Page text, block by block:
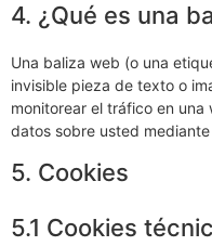
4. ¿Qué es una
Una baliza web (o una
invisible pieza de texto o
monitorear el tráfico en una
datos sobre usted
5. Cookies
5.1 Cookies